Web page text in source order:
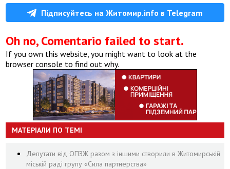
Підписуйтесь на Житомир.info в Telegram
Oh no, Comentario failed to start.
If you own this website, you might want to look at the
browser console to find out why.
МАТЕРІАЛИ ПО ТЕМІ
Депутати від ОПЗЖ разом з іншими створили в Житомирській
міській раді групу «Сила партнерства»